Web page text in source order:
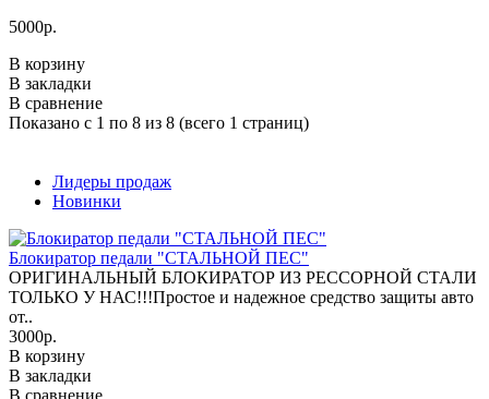
5000р.
В корзину
В закладки
В сравнение
Показано с 1 по 8 из 8 (всего 1 страниц)
Лидеры продаж
Новинки
Блокиратор педали "СТАЛЬНОЙ ПЕС"
ОРИГИНАЛЬНЫЙ БЛОКИРАТОР ИЗ РЕССОРНОЙ СТАЛИ
ТОЛЬКО У НАС!!!Простое и надежное средство защиты авто
от..
3000р.
В корзину
В закладки
В сравнение